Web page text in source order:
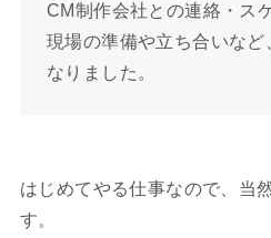
CM制作会社との連絡・ス
現場の準備や立ち合いなど
なりました。
はじめてやる仕事なので、当
す。